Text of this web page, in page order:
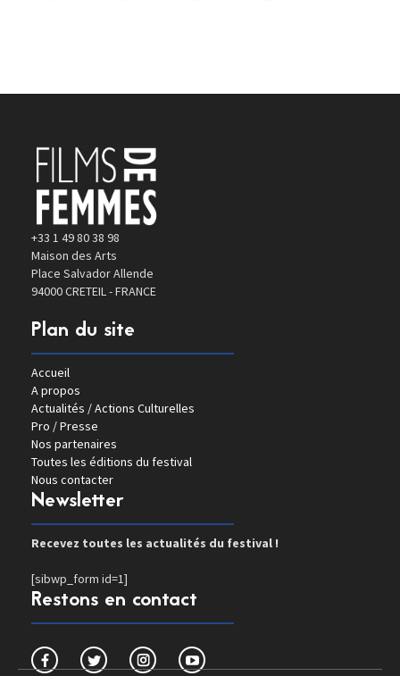
+33 1 49 80 38 98
Maison des Arts
Place Salvador Allende
94000 CRETEIL - FRANCE
Plan du site
Accueil
A propos
Actualités / Actions Culturelles
Pro / Presse
Nos partenaires
Toutes les éditions du festival
Nous contacter
Newsletter
Recevez toutes les actualités du festival !
[sibwp_form id=1]
Restons en contact